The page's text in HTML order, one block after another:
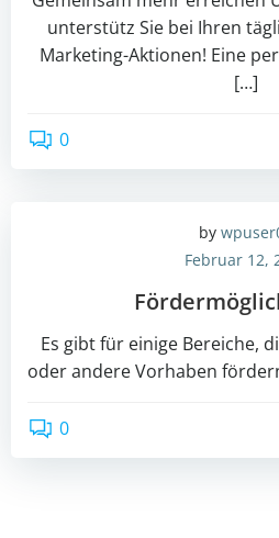
unterstütz Sie bei Ihren
Marketing-Aktionen! Eine
[…]
0
by
Februar 12,
Es gibt für einige Bereiche,
oder andere Vorhaben
0